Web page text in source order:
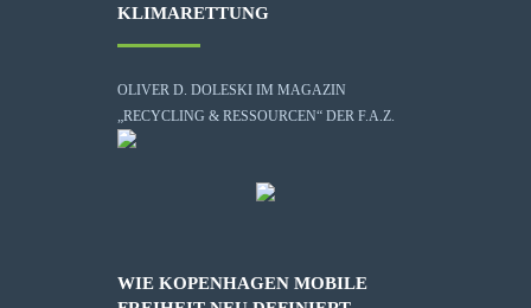
KLIMARETTUNG
OLIVER D. DOLESKI IM MAGAZIN
„RECYCLING & RESSOURCEN“ DER F.A.Z.
WIE KOPENHAGEN MOBILE